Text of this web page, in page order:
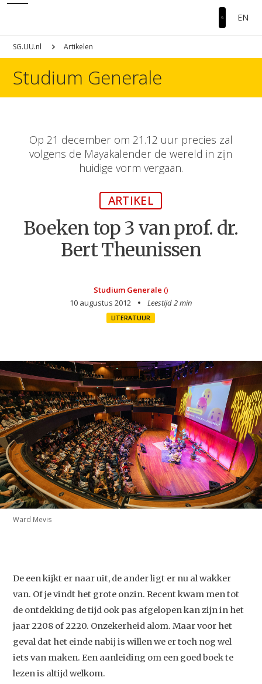
EN
SG.UU.nl Artikelen
Studium Generale
Op 21 december om 21.12 uur precies zal
volgens de Mayakalender de wereld in zijn
huidige vorm vergaan.
ARTIKEL
Boeken top 3 van prof. dr.
Bert Theunissen
Studium Generale ()
10 augustus 2012
Leestijd 2 min
LITERATUUR
Ward Mevis
De een kijkt er naar uit, de ander ligt er nu al wakker
van. Of je vindt het grote onzin. Recent kwam men tot
de ontdekking de tijd ook pas afgelopen kan zijn in het
jaar 2208 of 2220. Onzekerheid alom. Maar voor het
geval dat het einde nabij is willen we er toch nog wel
iets van maken. Een aanleiding om een goed boek te
lezen is altijd welkom.